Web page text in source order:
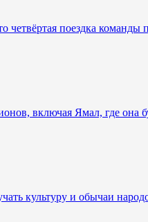
поездка команды
включая Ямал, где она
культуру и обычаи